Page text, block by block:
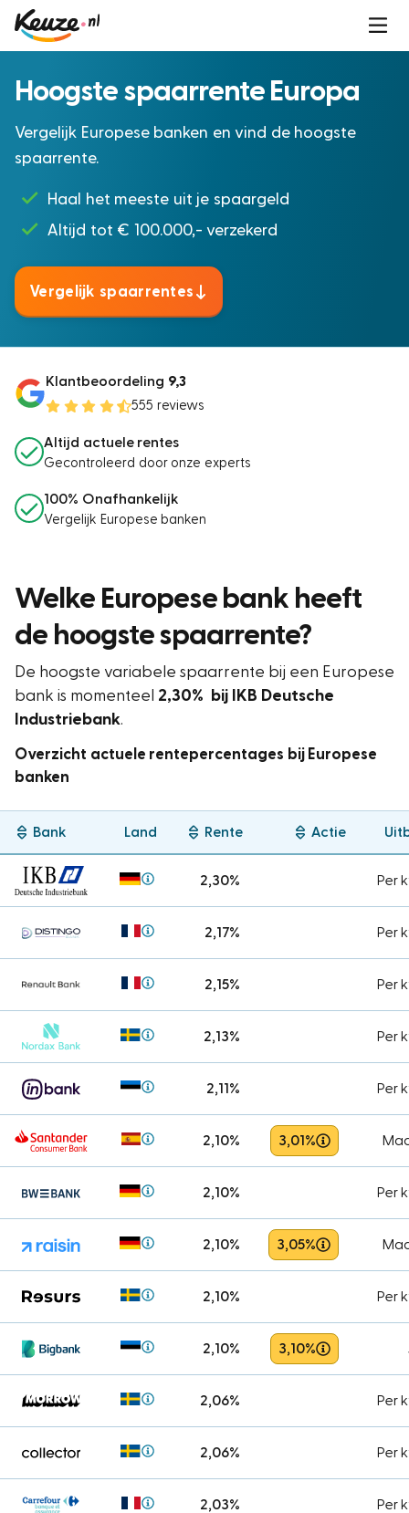
Hoogste spaarrente Europa
Vergelijk Europese banken en vind de hoogste
spaarrente.
Haal het meeste uit je spaargeld
Altijd tot € 100.000,- verzekerd
Vergelijk spaarrentes
Klantbeoordeling 9,3
555 reviews
Altijd actuele rentes
Gecontroleerd door onze experts
100% Onafhankelijk
Vergelijk Europese banken
Welke Europese bank heeft
de hoogste spaarrente?
De hoogste variabele spaarrente bij een Europese
bank is momenteel 2,30% bij
IKB Deutsche
Industriebank.
Overzicht actuele rentepercentages bij Europese
banken
Bank Land Rente Actie
2,30% Per
2,17% Per
2,15% Per
2,13% Per
2,11% Per
2,10% 3,01%
2,10% Per
2,10% 3,05%
2,10% Per
2,10% 3,10%
2,06% Per
2,06% Per
2,03% Per